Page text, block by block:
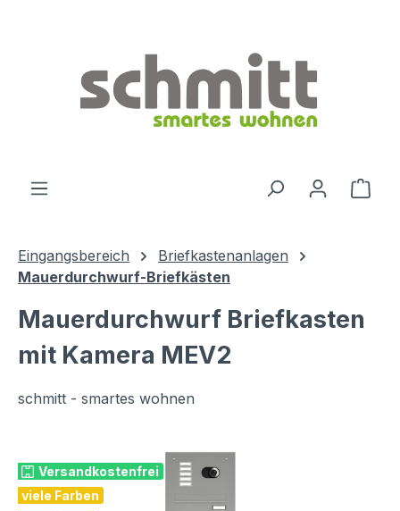
Eingangsbereich
Briefkastenanlagen
Mauerdurchwurf-Briefkästen
Mauerdurchwurf Briefkasten
mit Kamera MEV2
schmitt - smartes wohnen
Versandkostenfrei
viele Farben